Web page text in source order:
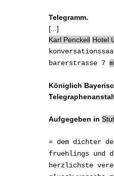
Telegramm.
[...]
Karl Penckell Hotel
barerstrasse 7
Königlich
Aufgegeben in
= dem dichter
fruehlings und
herzlichste